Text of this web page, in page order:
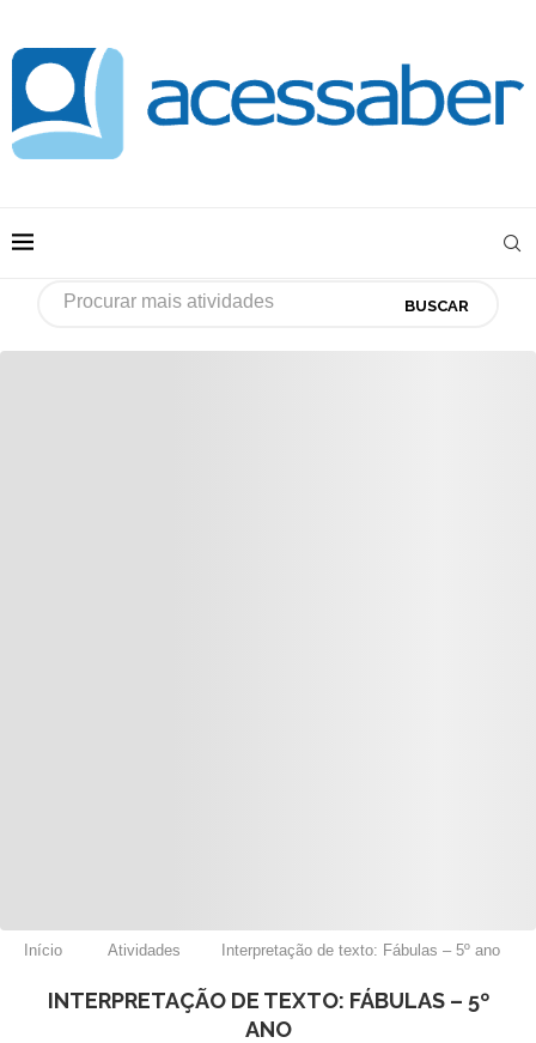
BUSCAR
Início Atividades Interpretação de texto: Fábulas – 5º ano
INTERPRETAÇÃO DE TEXTO: FÁBULAS – 5º
ANO